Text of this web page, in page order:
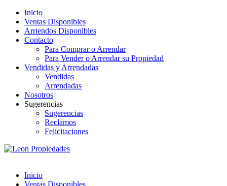
Inicio
Ventas Disponibles
Arriendos Disponibles
Contacto
Para Comprar o Arrendar
Para Vender o Arrendar su Propiedad
Vendidas y Arrendadas
Vendidas
Arrendadas
Nosotros
Sugerencias
Sugerencias
Reclamos
Felicitaciones
Inicio
Ventas Disponibles